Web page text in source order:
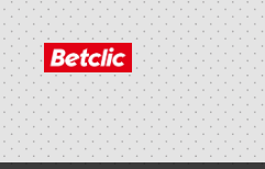
MAMEDE
2019/20
A.A. Porto
ASSOCIACAO
ACADEMICA S.
MAMEDE